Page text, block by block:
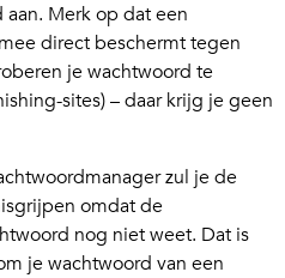
Merk op dat een
direct beschermt tegen
je wachtwoord te
sites) – daar krijg je geen
zul je de
omdat de
nog niet weet. Dat is
je wachtwoord van een